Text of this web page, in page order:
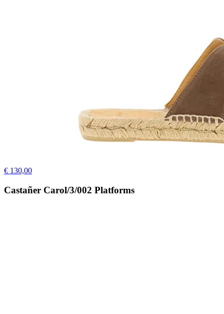
€ 130,00
Castañer Carol/3/002 Platforms